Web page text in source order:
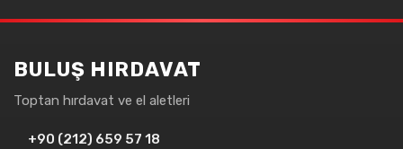
BULUŞ HIRDAVAT
Toptan hırdavat ve el aletleri
+90 (212) 659 57 18